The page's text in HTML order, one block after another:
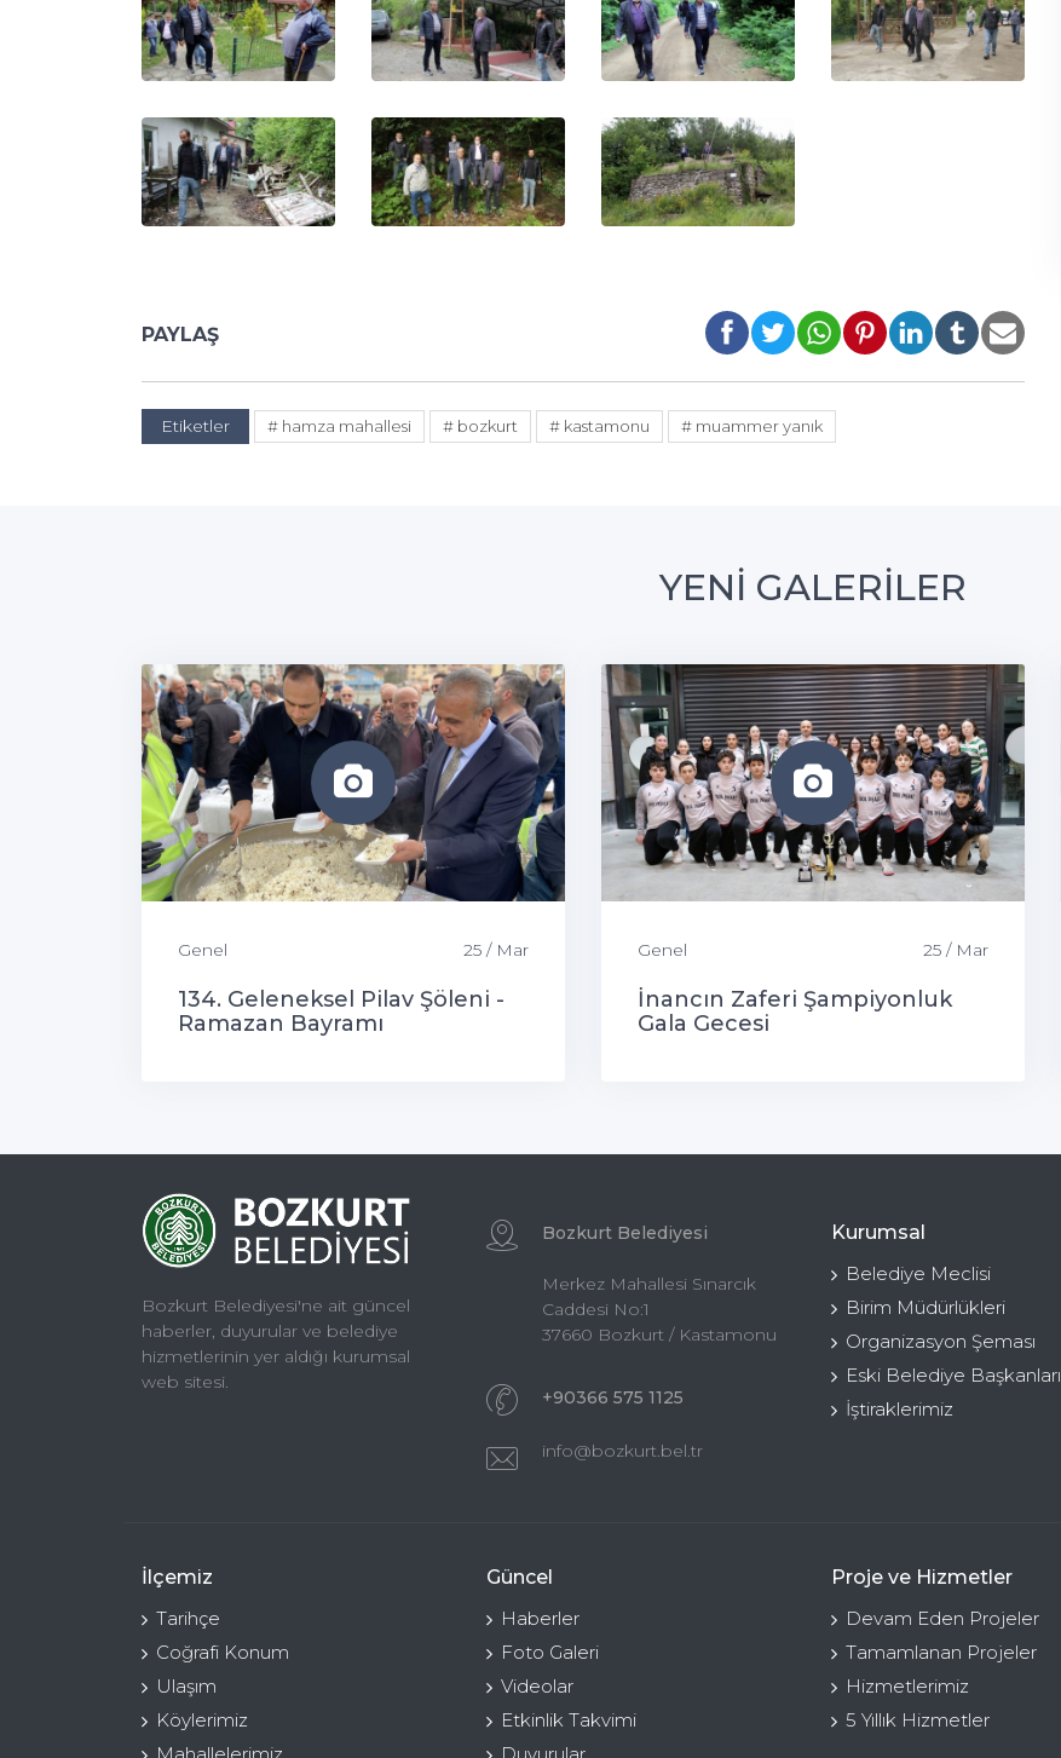
PAYLAŞ
Etiketler # hamza mahallesi # bozkurt # kastamonu # muammer yanık
YENİ GALERİLER
Genel 25 / Mar
134. Geleneksel Pilav Şöleni -
Ramazan Bayramı
Genel 25 / Mar
İnancın Zaferi Şampiyonluk
Gala Gecesi
Bozkurt Belediyesi'ne ait güncel
haberler, duyurular ve belediye
hizmetlerinin yer aldığı kurumsal
web sitesi.
Bozkurt Belediyesi
Merkez Mahallesi Sınarcık
Caddesi No:1
37660 Bozkurt / Kastamonu
+90366 575 1125
info@bozkurt.bel.tr
Kurumsal
Belediye Meclisi
Birim Müdürlükleri
Organizasyon Şeması
Eski Belediye Başkanları
İştiraklerimiz
İlçemiz
Tarihçe
Coğrafi Konum
Ulaşım
Köylerimiz
Güncel
Haberler
Foto Galeri
Videolar
Etkinlik Takvimi
Proje ve Hizmetler
Devam Eden Projeler
Tamamlanan Projeler
Hizmetlerimiz
5 Yıllık Hizmetler